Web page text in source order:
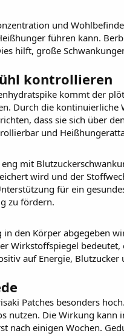
und
führen kann.
hilft, große
kontrollieren
kommt der
Durch die
dass sie sich über
und
mit
wird und der
für ein
zu fördern.
den Körper abgegeben
Wirkstoffspiegel
auf Energie,
Patches besonders
Die Wirkung kann
nach einigen Wochen.